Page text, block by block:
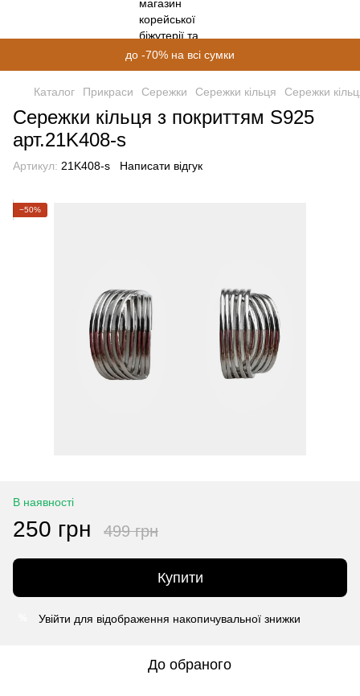
до -70% на всі сумки
Каталог Прикраси Сережки Сережки кільця Сережки
Сережки кільця з покриттям S925
арт.21K408-s
Артикул: 21K408-s Написати відгук
−50%
В наявності
250 грн 499 грн
Купити
Увійти для відображення накопичувальної знижки
До обраного